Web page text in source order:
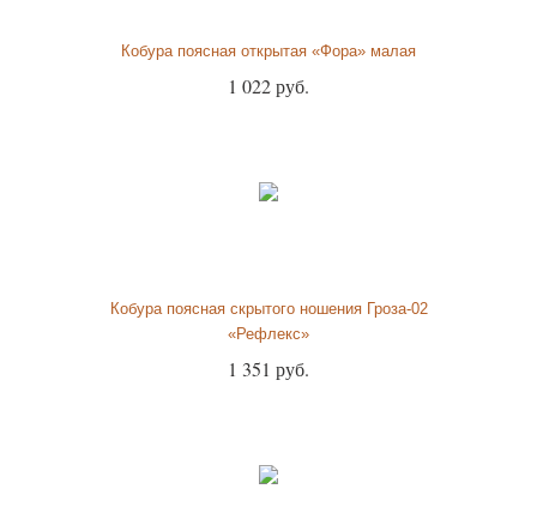
Кобура поясная открытая «Фора» малая
1 022 руб.
Кобура поясная скрытого ношения Гроза-02
«Рефлекс»
1 351 руб.